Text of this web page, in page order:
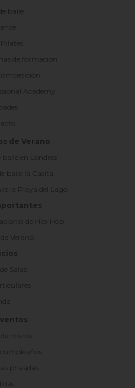
baile
Pilates
de formación
Academy
de Verano
en Londres
baile la Casita
la Playa del Lago
de Hip-Hop
Verano
Salas
novios
privadas